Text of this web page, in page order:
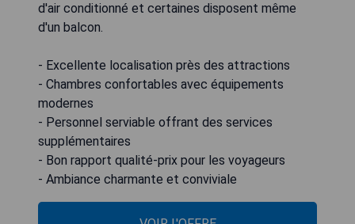
d'air conditionné et certaines disposent même
d'un balcon.
- Excellente localisation près des attractions
- Chambres confortables avec équipements
modernes
- Personnel serviable offrant des services
supplémentaires
- Bon rapport qualité-prix pour les voyageurs
- Ambiance charmante et conviviale